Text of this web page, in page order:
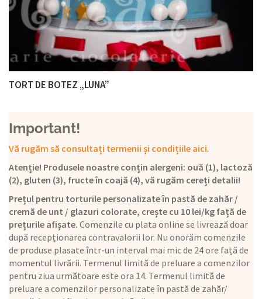
TORT DE BOTEZ „LUNA”
Important!
Vă rugăm să consultați termenii și condițiile aici.
Atenție! Produsele noastre conțin alergeni: ouă (1), lactoză
(2), gluten (3), fructe în coajă (4), vă rugăm cereți detalii!
Prețul pentru torturile personalizate în pastă de zahăr /
cremă de unt / glazuri colorate, crește cu 10 lei/kg față de
prețurile afișate. Comenzile cu plata online se livrează doar
după recepționarea contravalorii lor. Nu onorăm comenzile
de produse plasate într-un interval mai mic de 24 ore față de
momentul livrării. Termenul limită de preluare a comenzilor
pentru ziua următoare este ora 14. Termenul limită de
preluare a comenzilor personalizate în pastă de zahăr/